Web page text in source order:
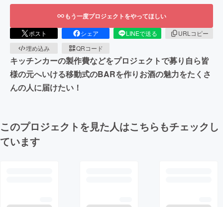
もう一度プロジェクトをやってほしい
ポスト シェア LINEで送る
URLコピー
埋め込み
QRコード
キッチンカーの製作費などをプロジェクトで募り自ら皆
様の元へいける移動式のBARを作りお酒の魅力をたくさ
んの人に届けたい！
このプロジェクトを見た人はこちらもチェックし
ています